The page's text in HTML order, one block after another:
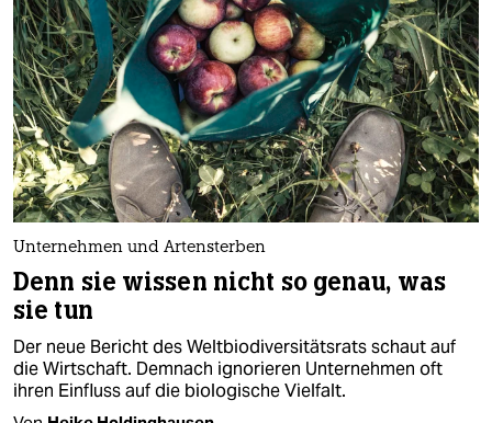
Unternehmen und Artensterben
Denn sie wissen nicht so genau, was
sie tun
Der neue Bericht des Weltbiodiversitätsrats schaut auf
die Wirtschaft. Demnach ignorieren Unternehmen oft
ihren Einfluss auf die biologische Vielfalt.